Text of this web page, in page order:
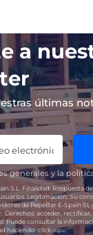
a
últimas
generales y la
S.L. Finalidad: Respuesta
Legitimación: Su
de PepeBar E-Spain
Derechos: acceder,
Puede consultar la
haciendoclick aquí.